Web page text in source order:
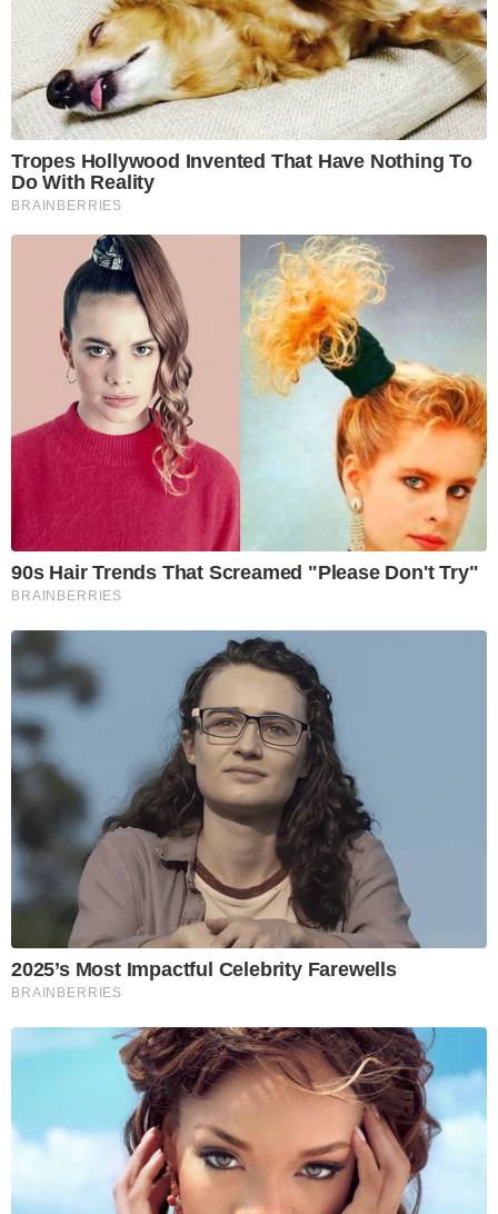
Tropes Hollywood Invented That Have Nothing To
Do With Reality
BRAINBERRIES
90s Hair Trends That Screamed "Please Don't Try"
BRAINBERRIES
2025’s Most Impactful Celebrity Farewells
BRAINBERRIES